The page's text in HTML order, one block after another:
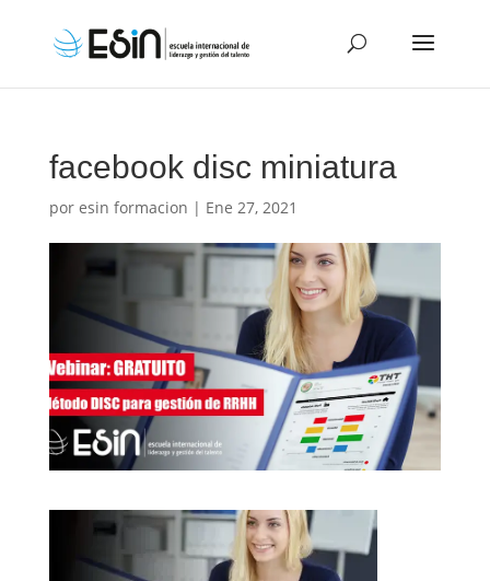
facebook disc miniatura
por esin formacion | Ene 27, 2021